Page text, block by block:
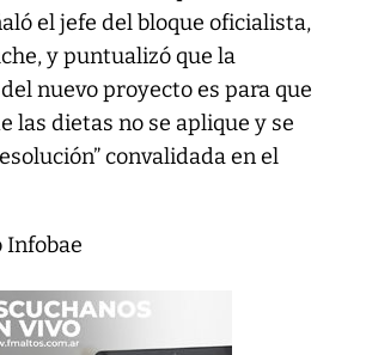
el jefe del bloque oficialista,
y puntualizó que la
nuevo proyecto es para que
las dietas no se aplique y se
convalidada en el
Infobae